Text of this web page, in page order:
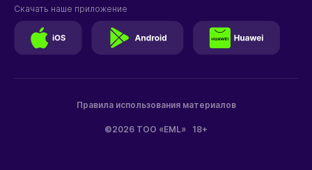
©2026 ТОО «EML» 18+
Правила использования материалов
Скачать наше приложение